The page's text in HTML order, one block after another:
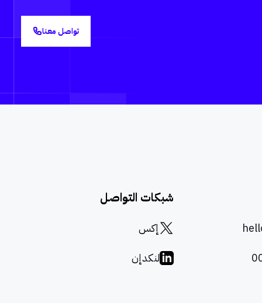
تواصل معنا
شبكات التواصل
إكس
لنكدإن